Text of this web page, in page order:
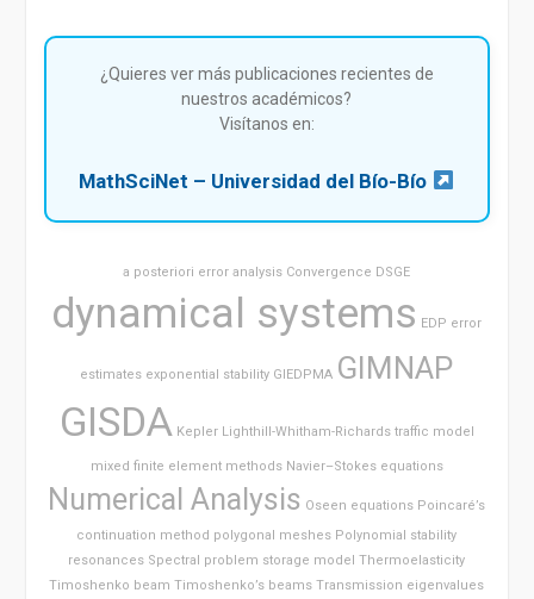
¿Quieres ver más publicaciones recientes de
nuestros académicos?
Visítanos en:
MathSciNet – Universidad del Bío-Bío
a posteriori error analysis Convergence DSGE
dynamical systems EDP error
estimates exponential stability GIEDPMA GIMNAP
GISDA Kepler Lighthill-Whitham-Richards traffic model
mixed finite element methods Navier–Stokes equations
Numerical Analysis Oseen equations Poincaré’s
continuation method polygonal meshes Polynomial stability
resonances Spectral problem storage model Thermoelasticity
Timoshenko beam Timoshenko’s beams Transmission eigenvalues